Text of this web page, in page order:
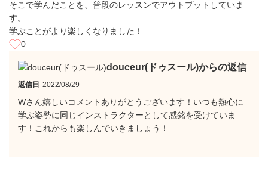
そこで学んだことを、普段のレッスンでアウトプットしていま
す。
学ぶことがより楽しくなりました！
0
douceur(ドゥスール)からの返信
返信日 2022/08/29
Wさん嬉しいコメントありがとうございます！いつも熱心に
学ぶ姿勢に同じインストラクターとして感銘を受けていま
す！これからも楽しんでいきましょう！